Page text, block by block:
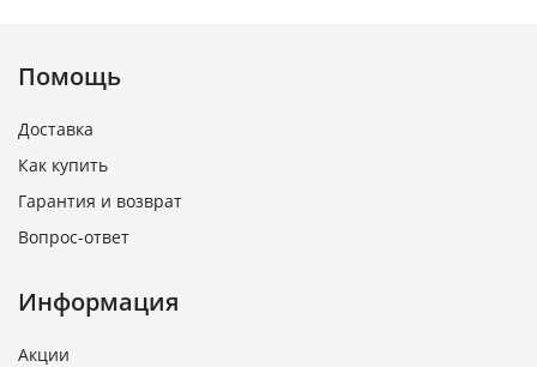
Помощь
Доставка
Как купить
Гарантия и возврат
Вопрос-ответ
Информация
Акции